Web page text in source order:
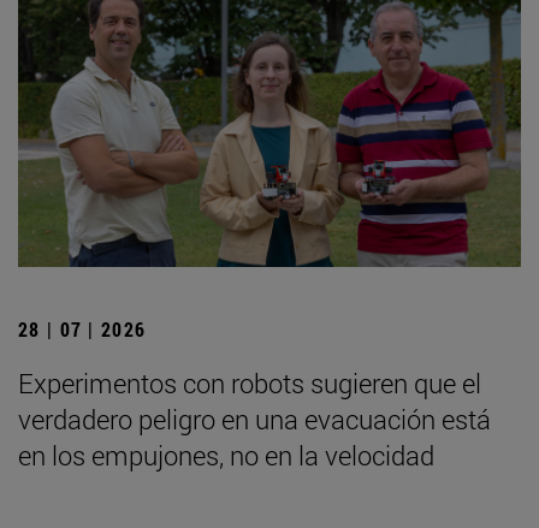
28 | 07 | 2026
Experimentos con robots sugieren que el
verdadero peligro en una evacuación está
en los empujones, no en la velocidad